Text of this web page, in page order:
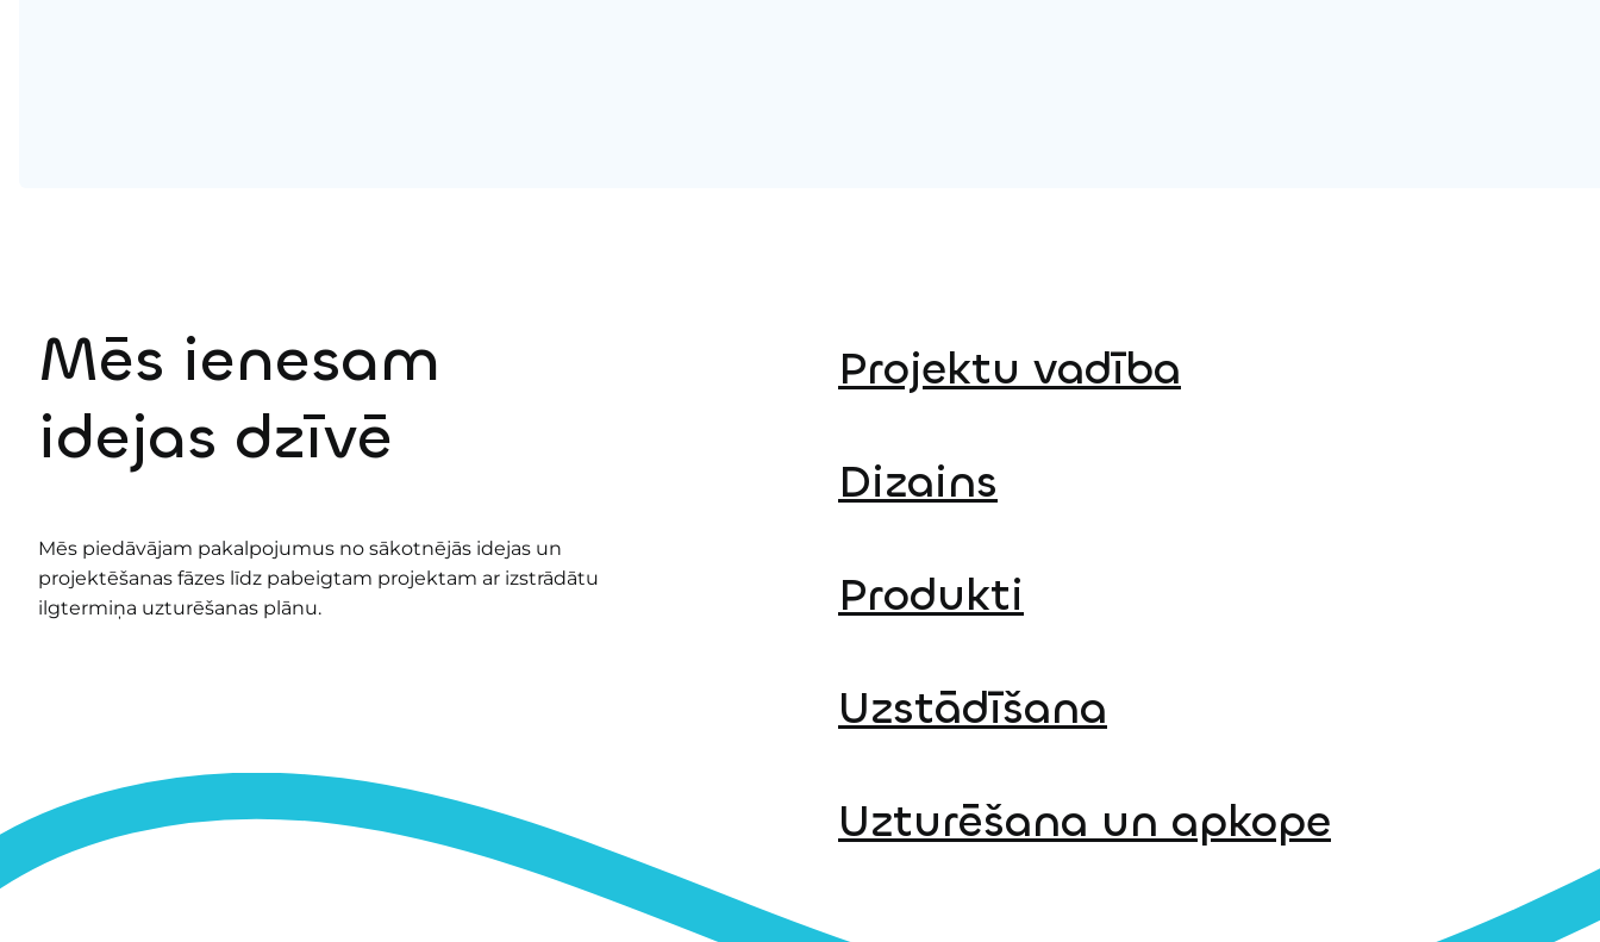
Mēs ienesam
idejas dzīvē
Mēs piedāvājam pakalpojumus no sākotnējās idejas un
projektēšanas fāzes līdz pabeigtam projektam ar izstrādātu
ilgtermiņa uzturēšanas plānu.
Projektu vadība
Dizains
Produkti
Uzstādīšana
Uzturēšana un apkope